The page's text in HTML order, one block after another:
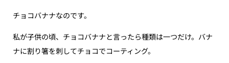
チョコバナナなのです。
私が子供の頃、チョコバナナと言ったら種類は一つだけ。バナ
ナに割り箸を刺してチョコでコーティング。